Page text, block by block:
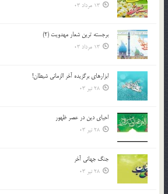
13 مرداد 03
برجسته ترين شعار مهدويت (2)
13 مرداد 03
ابزارهاي برگزيده آخر الزماني شيطان!
28 تیر 03
احياي دين در عصر ظهور
28 تیر 03
جنگ جهاني آخر
28 تیر 03